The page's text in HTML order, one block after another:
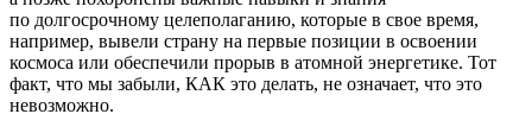
по долгосрочному целеполаганию, которые в свое время,
например, вывели страну на первые позиции в освоении
космоса или обеспечили прорыв в атомной энергетике. Тот
факт, что мы забыли, КАК это делать, не означает, что это
невозможно.